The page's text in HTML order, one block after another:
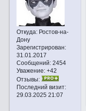
Откуда:Ростов-на-
Дону
Зарегистрирован:
31.01.2017
Сообщений:2454
Уважение: +42
Отзывы:
Последний визит:
29.03.2025 21:07